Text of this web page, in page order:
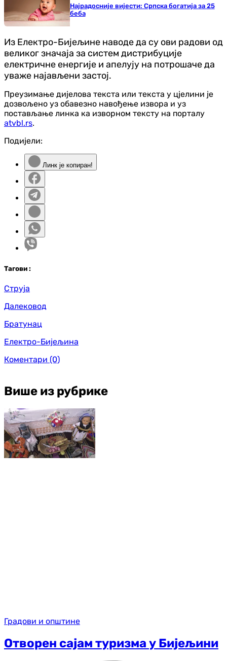
Најрадосније вијести: Српска богатија за 25
беба
Из Електро-Бијељине наводе да су ови радови од
великог значаја за систем дистрибуције
електричне енергије и апелују на потрошаче да
уваже најављени застој.
Преузимање дијелова текста или текста у цјелини је
дозвољено уз обавезно навођење извора и уз
постављање линка ка изворном тексту на порталу
atvbl.rs.
Подијели:
Линк је копиран!
Тагови :
Струја
Далековод
Братунац
Електро-Бијељина
Коментари (0)
Више из рубрике
Градови и општине
Отворен сајам туризма у Бијељини